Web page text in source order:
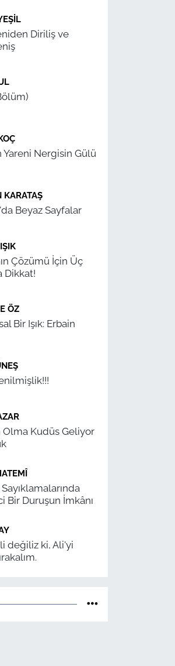
Diriliş ve
Yareni Nergisin Gülü
KARATAŞ
Beyaz Sayfalar
Çözümü İçin Üç
Dikkat!
ÖZ
Bir Işık: Erbain
Olma Kudüs Geliyor
Sayıklamalarında
Bir Duruşun İmkânı
değiliz ki, Ali'yi